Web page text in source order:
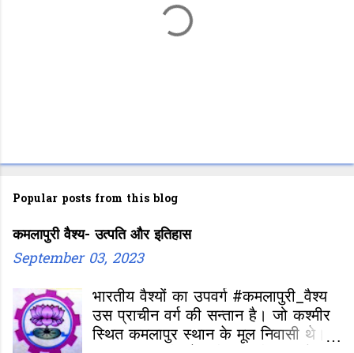
P
o
t
a
C
o
m
Popular posts from this blog
कमलापुरी वैश्य- उत्पति और इतिहास
September 03, 2023
भारतीय वैश्यों का उपवर्ग #कमलापुरी_वैश्य
उस प्राचीन वर्ग की सन्तान है। जो कश्मीर
स्थित कमलापुर स्थान के मूल निवासी थे।